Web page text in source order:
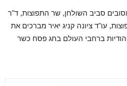
סביב השולחן, שר התפוצות, ד"ר
עו"ד ציונה קניג יאיר מברכים את
ברחבי העולם בחג פסח כשר